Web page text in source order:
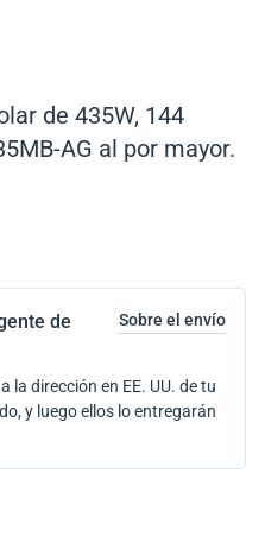
de 435W, 144
AG al por mayor.
de
Sobre el envío
la dirección en EE. UU. de tu
y luego ellos lo entregarán